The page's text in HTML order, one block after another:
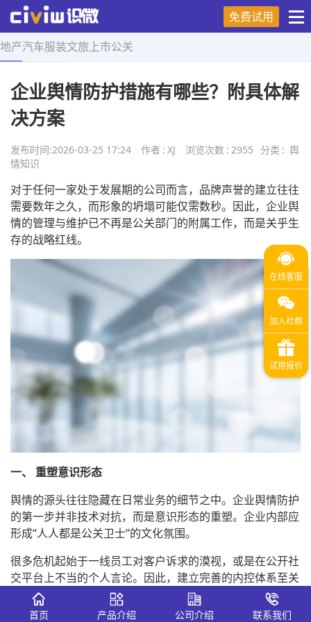
免费试用
地产汽车服装文旅 上市公关
首页 > 舆情知识 > 正文
企业舆情防护措施有哪些？附具体解
决方案
发布时间:2026-03-25 17:24 作者 : XJ 浏览次数 : 2955 分类 : 舆
情知识
对于任何一家处于发展期的公司而言，品牌声誉的建立往往
需要数年之久，而形象的坍塌可能仅需数秒。因此，企业舆
情的管理与维护已不再是公关部门的附属工作，而是关乎生
存的战略红线。
一、 重塑意识形态
舆情的源头往往隐藏在日常业务的细节之中。企业舆情防护
的第一步并非技术对抗，而是意识形态的重塑。企业内部应
形成“人人都是公关卫士”的文化氛围。
很多危机起始于一线员工对客户诉求的漠视，或是在公开社
交平台上不当的个人言论。因此，建立完善的内控体系至关
重要。企业应通过定期的品牌声誉培训，让员工明确表达边
界，识别潜在的风险点。同时，针对不同业务线梳理风险地
首页 产品介绍 公司介绍 联系我们